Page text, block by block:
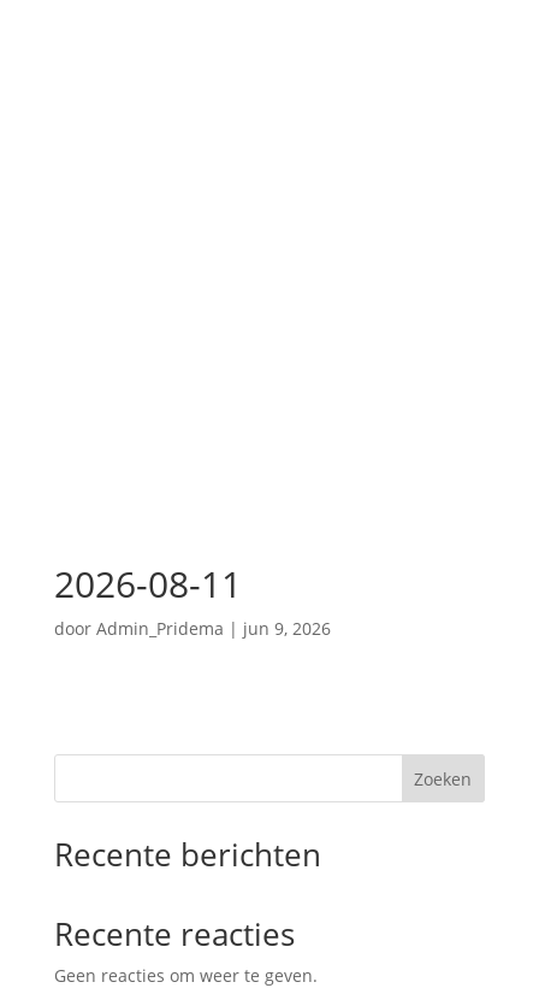
2026-08-11
door Admin_Pridema | jun 9, 2026
Zoeken
Recente berichten
Recente reacties
Geen reacties om weer te geven.